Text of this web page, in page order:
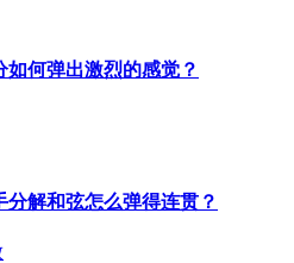
如何弹出激烈的感觉？
分解和弦怎么弹得连贯？